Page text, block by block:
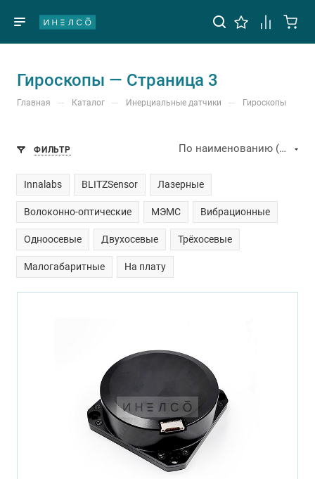
Гироскопы — Страница 3
Главная — Каталог — Инерциальные датчики — Гироскопы
ФИЛЬТР По наименованию (А-Я)
Innalabs BLITZSensor Лазерные
Волоконно-оптические МЭМС Вибрационные
Одноосевые Двухосевые Трёхосевые
Малогабаритные На плату